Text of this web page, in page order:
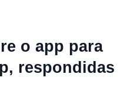
o app para
respondidas